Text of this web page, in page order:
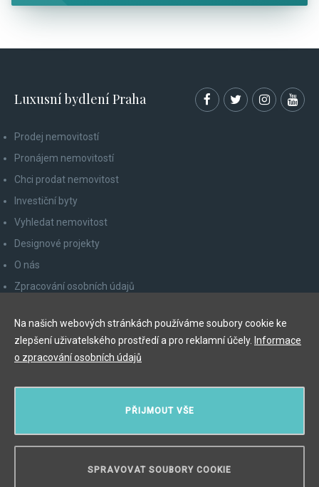
Luxusní bydlení Praha
Prodej nemovitostí
Pronájem nemovitostí
Chci prodat nemovitost
Investiční byty
Vyhledat nemovitost
Designové projekty
O nás
Zpracování osobních údajů
Odhlášení z newsletteru
Myslíková 245/3, 110 00 Praha 1
PŘIJMOUT VŠE
SPRAVOVAT SOUBORY COOKIE
Na našich webových stránkách používáme soubory cookie ke
zlepšení uživatelského prostředí a pro reklamní účely. Informace
o zpracování osobních údajů